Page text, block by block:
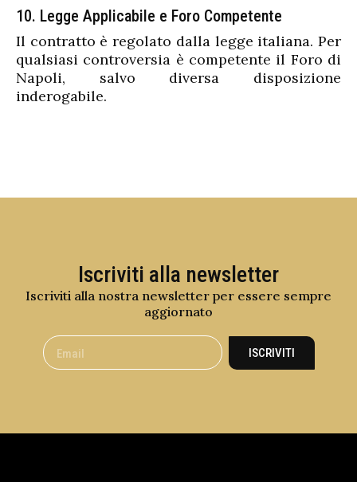
10. Legge Applicabile e Foro Competente
Il contratto è regolato dalla legge italiana. Per
qualsiasi controversia è competente il Foro di
Napoli, salvo diversa disposizione
inderogabile.
Iscriviti alla newsletter
Iscriviti alla nostra newsletter per essere sempre
aggiornato
ISCRIVITI